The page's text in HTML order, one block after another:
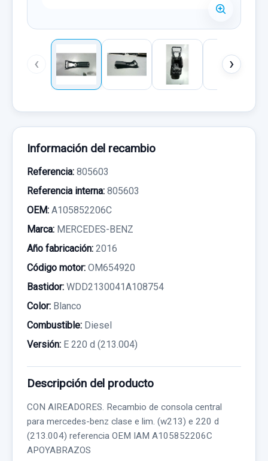
‹ ›
Información del recambio
Referencia: 805603
Referencia interna: 805603
OEM: A105852206C
Marca: MERCEDES-BENZ
Año fabricación: 2016
Código motor: OM654920
Bastidor: WDD2130041A108754
Color: Blanco
Combustible: Diesel
Versión: E 220 d (213.004)
Descripción del producto
CON AIREADORES. Recambio de consola central
para mercedes-benz clase e lim. (w213) e 220 d
(213.004) referencia OEM IAM A105852206C
APOYABRAZOS